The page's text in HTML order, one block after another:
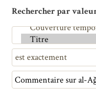
Rechercher par